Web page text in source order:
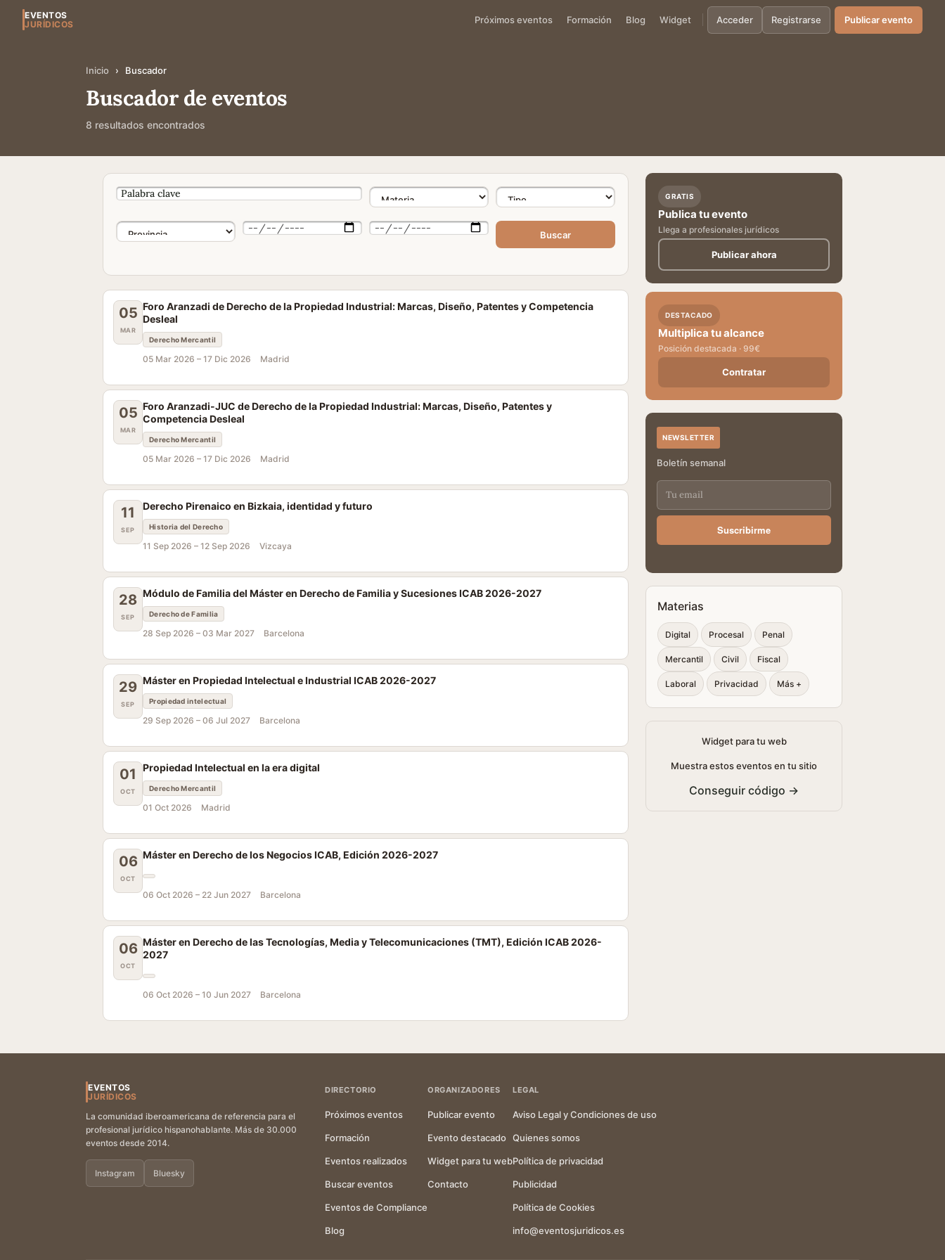
EVENTOS
JURÍDICOS
Próximos eventos Formación Blog Widget Acceder Registrarse Publicar evento
Inicio › Buscador
Buscador de eventos
8 resultados encontrados
Buscar
05
MAR
Foro Aranzadi de Derecho de la Propiedad Industrial: Marcas, Diseño, Patentes y Competencia
Desleal
Derecho Mercantil
05 Mar 2026 – 17 Dic 2026 Madrid
05
MAR
Foro Aranzadi-JUC de Derecho de la Propiedad Industrial: Marcas, Diseño, Patentes y
Competencia Desleal
Derecho Mercantil
05 Mar 2026 – 17 Dic 2026 Madrid
11
SEP
Derecho Pirenaico en Bizkaia, identidad y futuro
Historia del Derecho
11 Sep 2026 – 12 Sep 2026 Vizcaya
28
SEP
Módulo de Familia del Máster en Derecho de Familia y Sucesiones ICAB 2026-2027
Derecho de Familia
28 Sep 2026 – 03 Mar 2027 Barcelona
29
SEP
Máster en Propiedad Intelectual e Industrial ICAB 2026-2027
Propiedad intelectual
29 Sep 2026 – 06 Jul 2027 Barcelona
01
OCT
Propiedad Intelectual en la era digital
Derecho Mercantil
01 Oct 2026 Madrid
06
OCT
Máster en Derecho de los Negocios ICAB, Edición 2026-2027
06 Oct 2026 – 22 Jun 2027 Barcelona
06
OCT
Máster en Derecho de las Tecnologías, Media y Telecomunicaciones (TMT), Edición ICAB 2026-
2027
06 Oct 2026 – 10 Jun 2027 Barcelona
GRATIS
Publica tu evento
Llega a profesionales jurídicos
Publicar ahora
DESTACADO
Multiplica tu alcance
Posición destacada · 99€
Contratar
NEWSLETTER
Boletín semanal
Suscribirme
Materias
Digital Procesal Penal
Mercantil Civil Fiscal
Laboral Privacidad Más +
Widget para tu web
Muestra estos eventos en tu sitio
Conseguir código →
EVENTOS
JURÍDICOS
La comunidad iberoamericana de referencia para el
profesional jurídico hispanohablante. Más de 30.000
eventos desde 2014.
Instagram Bluesky
DIRECTORIO
Próximos eventos
Formación
Eventos realizados
Buscar eventos
Eventos de Compliance
Blog
ORGANIZADORES
Publicar evento
Evento destacado
Widget para tu web
Contacto
LEGAL
Aviso Legal y Condiciones de uso
Quienes somos
Política de privacidad
Publicidad
Política de Cookies
info@eventosjuridicos.es